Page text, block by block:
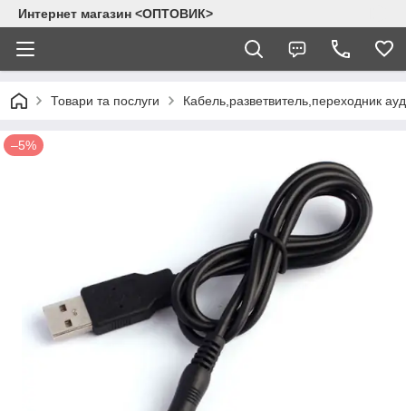
Интернет магазин <ОПТОВИК>
Товари та послуги Кабель,разветвитель,переходник
–5%